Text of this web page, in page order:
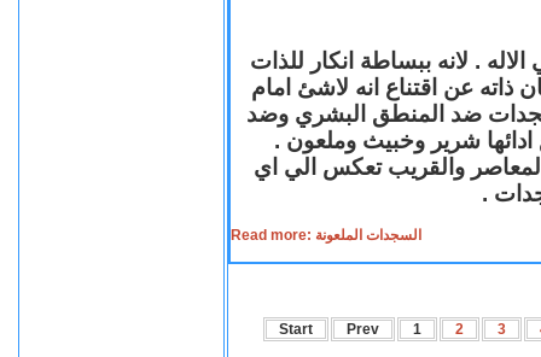
. لانه ببساطة انكار للذات
ذاته عن اقتناع انه لاشئ امام
ضد المنطق البشري وضد
ادائها شرير وخبيث وملعون .
المعاصر والقريب تعكس الي اي
.
Read more: السجدات الملعونة
Start Prev 1 2 3